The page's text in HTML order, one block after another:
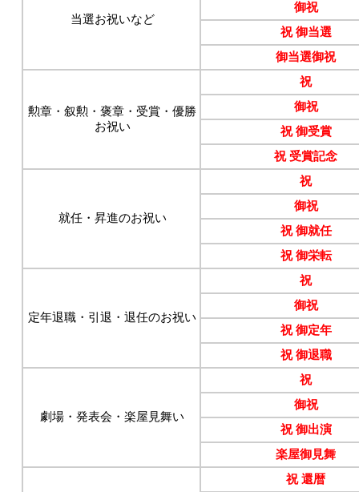
当選お祝いなど
御祝
祝 御当選
御当選御祝
勲章・叙勲・褒章・受賞・優勝
お祝い
祝
御祝
祝 御受賞
祝 受賞記念
就任・昇進のお祝い
祝
御祝
祝 御就任
祝 御栄転
定年退職・引退・退任のお祝い
祝
御祝
祝 御定年
祝 御退職
劇場・発表会・楽屋見舞い
祝
御祝
祝 御出演
楽屋御見舞
祝 還暦